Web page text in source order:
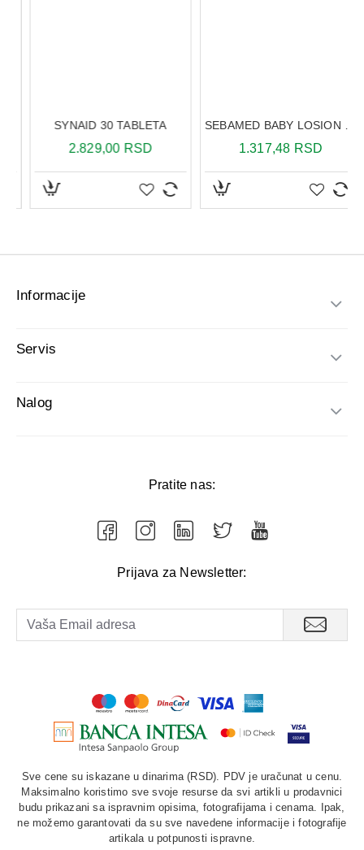
Informacije
Servis
Nalog
Pratite nas:
Prijava za Newsletter:
Sve cene su iskazane u dinarima (RSD). PDV je uračunat u cenu.
Maksimalno koristimo sve svoje resurse da svi artikli u prodavnici
budu prikazani sa ispravnim opisima, fotografijama i cenama. Ipak,
ne možemo garantovati da su sve navedene informacije i fotografije
artikala u potpunosti ispravne.